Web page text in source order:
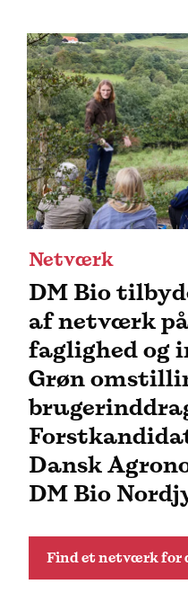
Netværk
DM Bio
af netværk
faglighed og
Grøn
Dansk
DM Bio
Find et netværk for